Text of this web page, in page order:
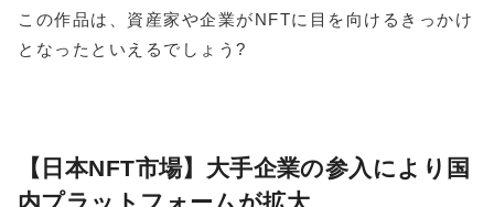
この作品は、資産家や企業がNFTに目を向けるきっかけ
となったといえるでしょう?
【日本NFT市場】大手企業の参入により国